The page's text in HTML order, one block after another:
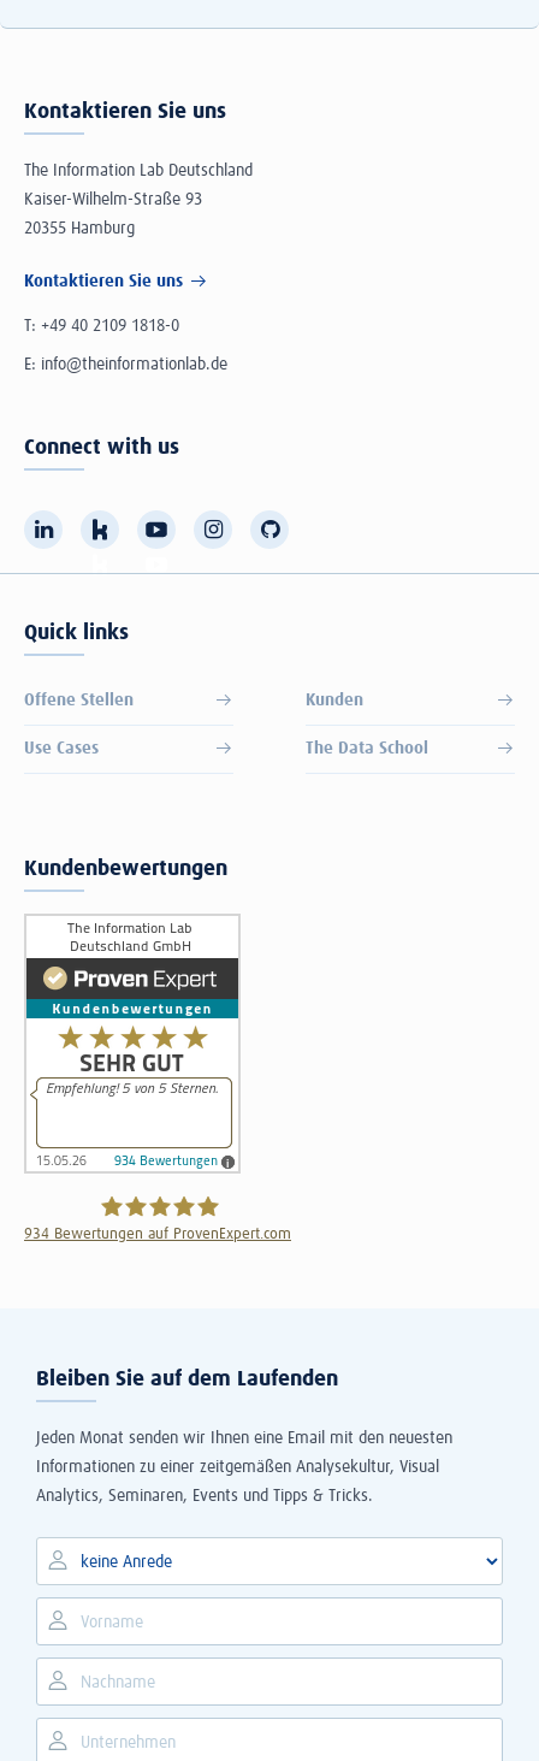
Kontaktieren Sie uns
The Information Lab Deutschland
Kaiser-Wilhelm-Straße 93
20355 Hamburg
Kontaktieren Sie uns
T: +49 40 2109 1818-0
E: info@theinformationlab.de
Connect with us
Quick links
Offene Stellen Kunden
Use Cases The Data School
Kundenbewertungen
934 Bewertungen auf ProvenExpert.com
Bleiben Sie auf dem Laufenden
Jeden Monat senden wir Ihnen eine Email mit den neuesten
Informationen zu einer zeitgemäßen Analysekultur, Visual
Analytics, Seminaren, Events und Tipps & Tricks.